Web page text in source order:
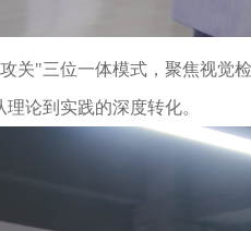
关"三位一体模式，聚焦视
论到实践的深度转化。